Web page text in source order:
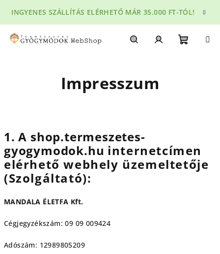
fő
tartalomhoz
INGYENES SZÁLLÍTÁS ELÉRHETŐ MÁR 35.000 FT-TÓL!
Impresszum
1. A shop.termeszetes-
gyogymodok.hu internetcímen
elérhető webhely üzemeltetője
(Szolgáltató):
MANDALA ÉLETFA Kft.
Cégjegyzékszám:09 09 009424
Adószám: 12989805209